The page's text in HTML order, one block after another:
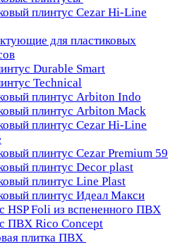
плинтус Cezar Hi-Line
для пластиковых
Durable Smart
Technical
плинтус Arbiton Indo
плинтус Arbiton Mack
плинтус Cezar Hi-Line
плинтус Cezar Premium 59
плинтус Decor plast
плинтус Line Plast
плинтус Идеал Макси
HSP Foli из вспененного ПВХ
ПВХ Rico Concept
плитка ПВХ